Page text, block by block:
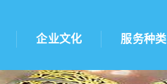
企业文化 服务种类